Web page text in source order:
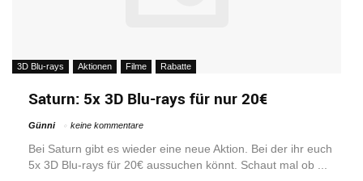
3D Blu-rays Aktionen Filme Rabatte
Saturn: 5x 3D Blu-rays für nur 20€
Günni keine kommentare
Bei Saturn gibt es wieder eine neue Aktion. Bei der ihr euch
5x 3D Blu-rays für 20€ aussuchen könnt. Schaut mal ob ...